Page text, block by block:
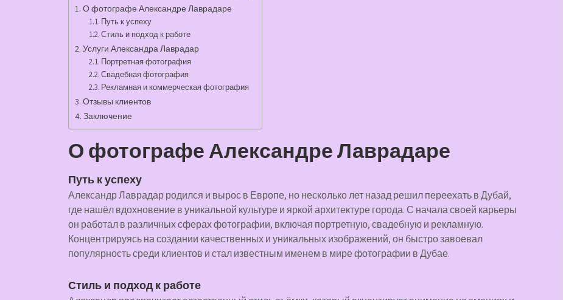
О фотографе Александре Лаврадаре
Путь к успеху
Стиль и подход к работе
Услуги Александра Лаврадар
Портретная фотография
Свадебная фотография
Рекламная и коммерческая фотография
Отзывы клиентов
Заключение
О фотографе Александре Лаврадаре
Путь к успеху
Александр Лаврадар родился и вырос в Европе, но несколько лет назад решил переехать в Дубай,
где нашёл вдохновение в уникальной культуре и яркой архитектуре города. С начала своей карьеры
он работал в различных сферах фотографии, включая портретную, свадебную и рекламную.
Концентрируясь на создании качественных и уникальных изображений, он быстро завоевал
популярность среди клиентов и стал известным именем в мире фотографии в Дубае.
Стиль и подход к работе